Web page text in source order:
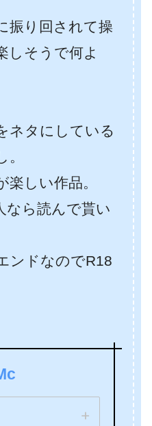
振り回されて操
しそうで何よ
ネタにしている
しい作品。
なら読んで貰い
ンドなのでR18